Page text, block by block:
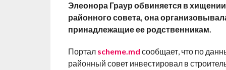
Элеонора Граур обвиняется в
районного совета, она
принадлежащие ее родственникам.
Портал scheme.md сообщает, что по
районный совет инвестировал в